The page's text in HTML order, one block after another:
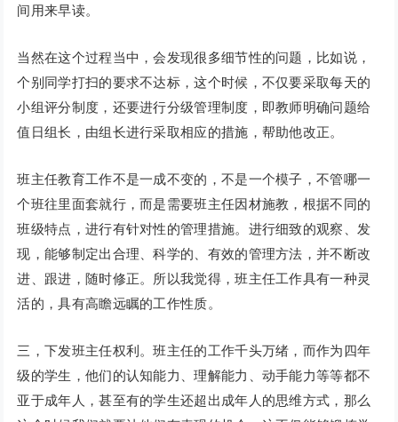
间用来早读。
当然在这个过程当中，会发现很多细节性的问题，比如说，
个别同学打扫的要求不达标，这个时候，不仅要采取每天的
小组评分制度，还要进行分级管理制度，即教师明确问题给
值日组长，由组长进行采取相应的措施，帮助他改正。
班主任教育工作不是一成不变的，不是一个模子，不管哪一
个班往里面套就行，而是需要班主任因材施教，根据不同的
班级特点，进行有针对性的管理措施。进行细致的观察、发
现，能够制定出合理、科学的、有效的管理方法，并不断改
进、跟进，随时修正。所以我觉得，班主任工作具有一种灵
活的，具有高瞻远瞩的工作性质。
三，下发班主任权利。班主任的工作千头万绪，而作为四年
级的学生，他们的认知能力、理解能力、动手能力等等都不
亚于成年人，甚至有的学生还超出成年人的思维方式，那么